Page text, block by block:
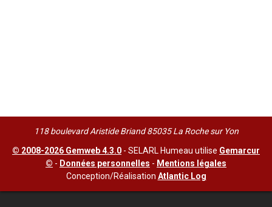
118 boulevard Aristide Briand 85035 La Roche sur Yon
© 2008-2026 Gemweb 4.3.0 - SELARL Humeau utilise Gemarcur
© - Données personnelles - Mentions légales
Conception/Réalisation Atlantic Log